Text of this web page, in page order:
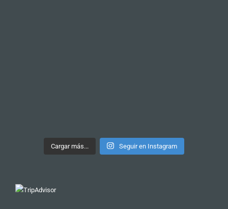
Cargar más... Seguir en Instagram